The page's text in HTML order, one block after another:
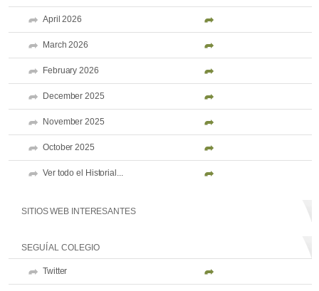
April 2026
March 2026
February 2026
December 2025
November 2025
October 2025
Ver todo el Historial...
SITIOS WEB INTERESANTES
SEGUÍ AL COLEGIO
Twitter